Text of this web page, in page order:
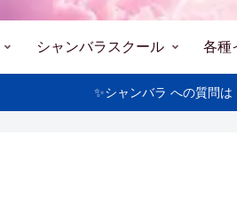
シャンバラスクール 各種
✨シャンバラ への質問は